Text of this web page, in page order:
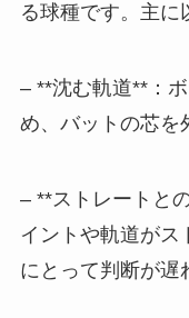
る球種です。主に
– **沈む軌道**：
め、バットの芯を
– **ストレートと
イントや軌道がス
にとって判断が遅